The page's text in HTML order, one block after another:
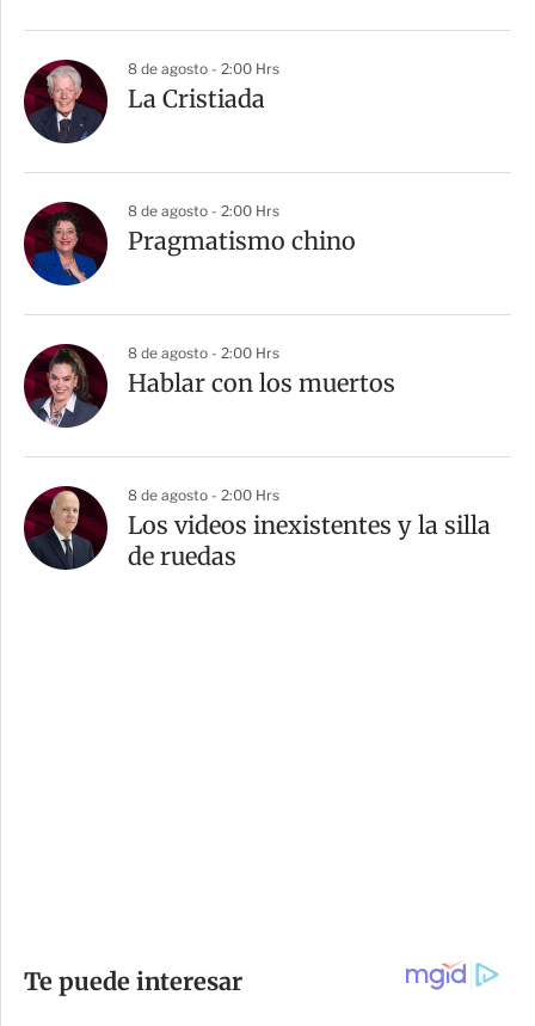
8 de agosto - 2:00 Hrs
La Cristiada
8 de agosto - 2:00 Hrs
Pragmatismo chino
8 de agosto - 2:00 Hrs
Hablar con los muertos
8 de agosto - 2:00 Hrs
Los videos inexistentes y la silla
de ruedas